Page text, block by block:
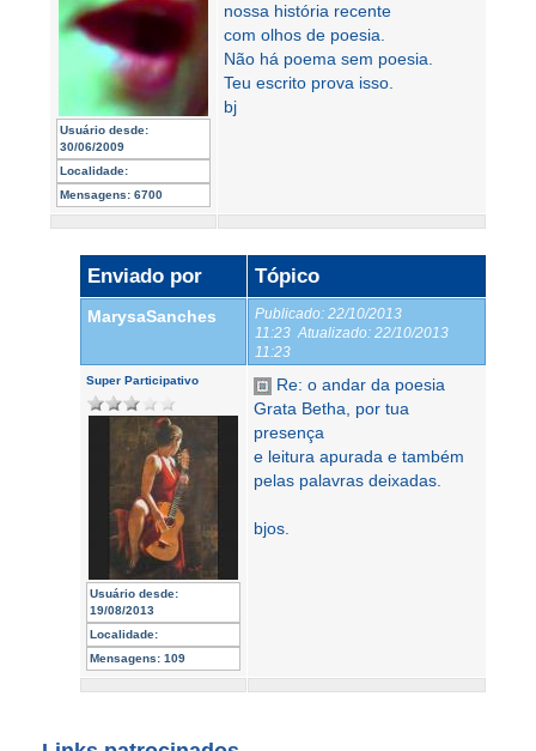
Usuário desde:
30/06/2009
Localidade:
Mensagens: 6700
nossa história recente
com olhos de poesia.
Não há poema sem poesia.
Teu escrito prova isso.
bj
Enviado por Tópico
MarysaSanches Publicado: 22/10/2013
11:23 Atualizado: 22/10/2013
11:23
Super Participativo
Usuário desde:
19/08/2013
Localidade:
Mensagens: 109
Re: o andar da poesia
Grata Betha, por tua
presença
e leitura apurada e também
pelas palavras deixadas.
bjos.